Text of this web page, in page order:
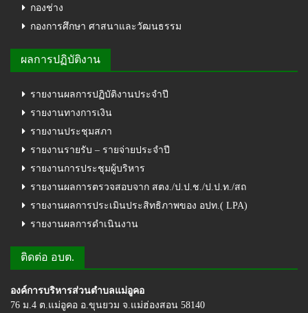
กองช่าง
กองการศึกษา ศาสนาและวัฒนธรรม
ผลการปฏิบัติงาน
รายงานผลการปฏิบัติงานประจำปี
รายงานทางการเงิน
รายงานประชุมสภา
รายงานรายรับ – รายจ่ายประจำปี
รายงานการประชุมผู้บริหาร
รายงานผลการตรวจสอบจาก สตง./ป.ป.ช./ป.ป.ท./สถ
รายงานผลการประเมินประสิทธิภาพของ อปท.( LPA)
รายงานผลการดำเนินงาน
ติดต่อ อบต.
องค์การบริหารส่วนตำบลแม่อูคอ
76 ม.4 ต.แม่อูคอ อ.ขุนยวม จ.แม่ฮ่องสอน 58140